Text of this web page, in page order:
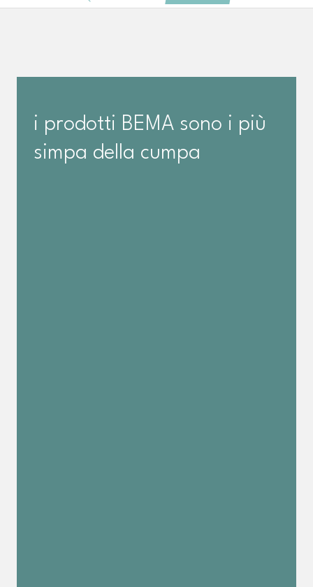
i prodotti BEMA sono i più
simpa della cumpa